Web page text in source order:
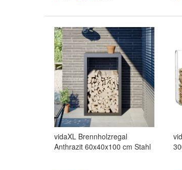
vidaXL Brennholzregal
Anthrazit 60x40x100 cm Stahl